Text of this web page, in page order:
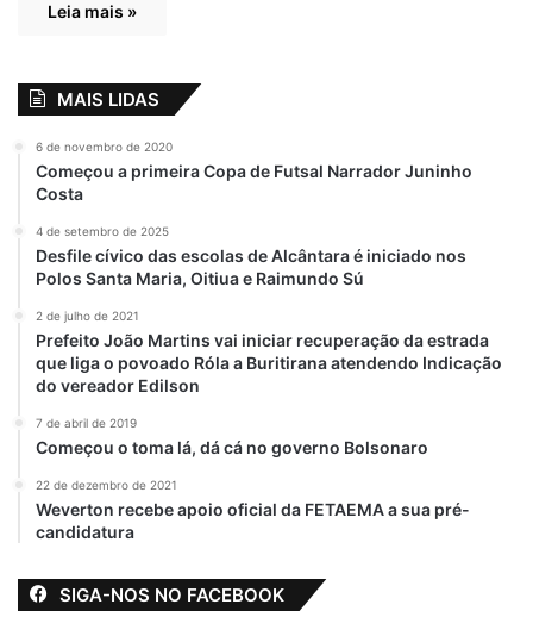
Leia mais »
MAIS LIDAS
6 de novembro de 2020
Começou a primeira Copa de Futsal Narrador Juninho
Costa
4 de setembro de 2025
Desfile cívico das escolas de Alcântara é iniciado nos
Polos Santa Maria, Oitiua e Raimundo Sú
2 de julho de 2021
Prefeito João Martins vai iniciar recuperação da estrada
que liga o povoado Róla a Buritirana atendendo Indicação
do vereador Edilson
7 de abril de 2019
Começou o toma lá, dá cá no governo Bolsonaro
22 de dezembro de 2021
Weverton recebe apoio oficial da FETAEMA a sua pré-
candidatura
SIGA-NOS NO FACEBOOK